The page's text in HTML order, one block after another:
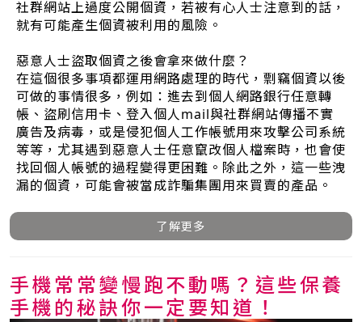
社群網站上過度公開個資，若被有心人士注意到的話，
就有可能產生個資被利用的風險。
惡意人士盜取個資之後會拿來做什麼？
在這個很多事項都運用網路處理的時代，剽竊個資以後
可做的事情很多，例如：進去到個人網路銀行任意轉
帳、盜刷信用卡、登入個人mail與社群網站傳播不實
廣告及病毒，或是侵犯個人工作帳號用來攻擊公司系統
等等，尤其遇到惡意人士任意竄改個人檔案時，也會使
找回個人帳號的過程變得更困難。除此之外，這一些洩
漏的個資，可能會被當成詐騙集團用來買賣的產品。
了解更多
手機常常變慢跑不動嗎？這些保養
手機的秘訣你一定要知道！